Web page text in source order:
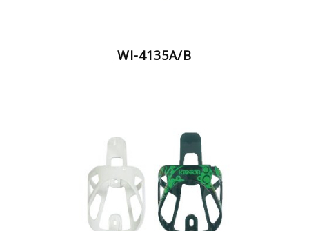
WI-4135A/B